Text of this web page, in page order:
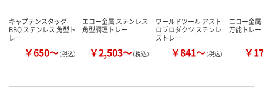
キャプテンスタッグ
BBQ ステンレス 角型ト
レー
￥650～（税込）
エコー金属 ステンレス
角型調理トレー
￥2,503～（税込）
ワールドツール アスト
ロプロダクツ ステンレ
ストレー
￥841～（税込）
エコー金
万能トレー
￥